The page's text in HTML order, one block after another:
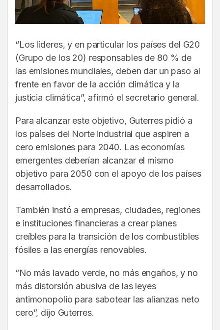
“Los líderes, y en particular los países del G20
(Grupo de los 20) responsables de 80 % de
las emisiones mundiales, deben dar un paso al
frente en favor de la acción climática y la
justicia climática”, afirmó el secretario general.
Para alcanzar este objetivo, Guterres pidió a
los países del Norte industrial que aspiren a
cero emisiones para 2040. Las economías
emergentes deberían alcanzar el mismo
objetivo para 2050 con el apoyo de los países
desarrollados.
También instó a empresas, ciudades, regiones
e instituciones financieras a crear planes
creíbles para la transición de los combustibles
fósiles a las energías renovables.
“No más lavado verde, no más engaños, y no
más distorsión abusiva de las leyes
antimonopolio para sabotear las alianzas neto
cero”, dijo Guterres.